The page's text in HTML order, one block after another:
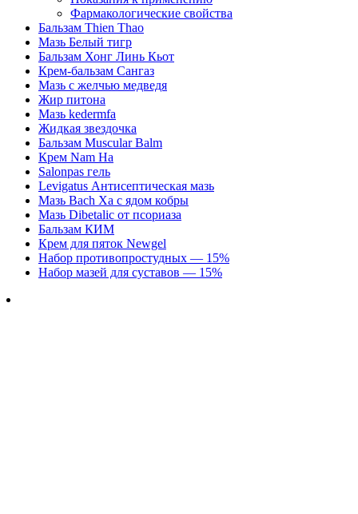
Фармакологические свойства
Бальзам Thien Thao
Мазь Белый тигр
Бальзам Хонг Линь Кьот
Крем-бальзам Сангаз
Мазь с желчью медведя
Жир питона
Мазь kedermfa
Жидкая звездочка
Бальзам Muscular Balm
Крем Nam Ha
Salonpas гель
Levigatus Антисептическая мазь
Мазь Bach Xa с ядом кобры
Мазь Dibetalic от псориаза
Бальзам КИМ
Крем для пяток Newgel
Набор противопростудных — 15%
Набор мазей для суставов — 15%